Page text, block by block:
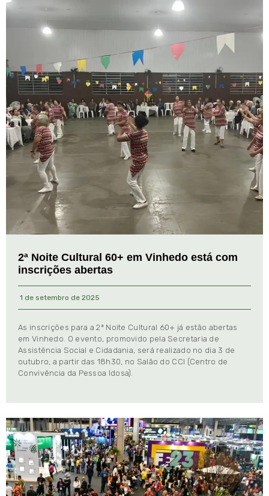
2ª Noite Cultural 60+ em Vinhedo está com
inscrições abertas
1 de setembro de 2025
As inscrições para a 2ª Noite Cultural 60+ já estão abertas
em Vinhedo. O evento, promovido pela Secretaria de
Assistência Social e Cidadania, será realizado no dia 3 de
outubro, a partir das 18h30, no Salão do CCI (Centro de
Convivência da Pessoa Idosa).